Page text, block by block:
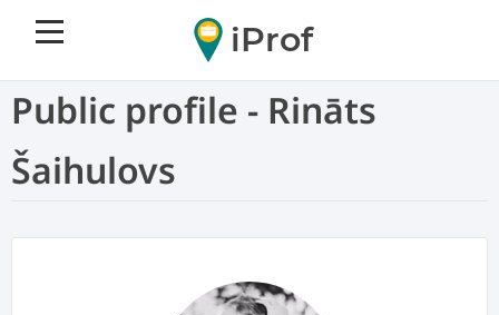
iProf
Public profile - Rināts
Šaihulovs